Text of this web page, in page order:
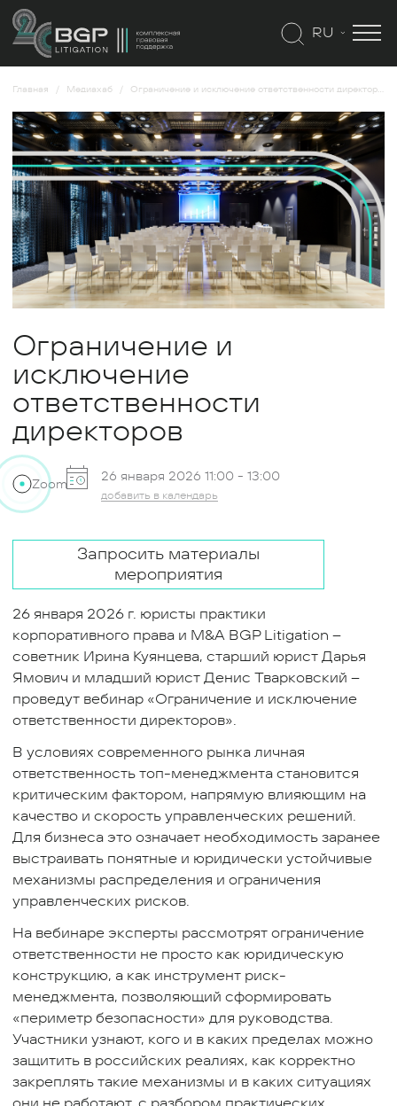
RU
Главная Медиахаб Ограничение и исключение ответственности директоров
Ограничение и
исключение
ответственности
директоров
Zoom 26 января 2026 11:00 - 13:00
добавить в календарь
Запросить материалы
мероприятия
26 января 2026 г. юристы практики
корпоративного права и M&A BGP Litigation –
советник Ирина Куянцева, старший юрист Дарья
Ямович и младший юрист Денис Тварковский –
проведут вебинар «Ограничение и исключение
ответственности директоров».
В условиях современного рынка личная
ответственность топ-менеджмента становится
критическим фактором, напрямую влияющим на
качество и скорость управленческих решений.
Для бизнеса это означает необходимость заранее
выстраивать понятные и юридически устойчивые
механизмы распределения и ограничения
управленческих рисков.
На вебинаре эксперты рассмотрят ограничение
ответственности не просто как юридическую
конструкцию, а как инструмент риск-
менеджмента, позволяющий сформировать
«периметр безопасности» для руководства.
Участники узнают, кого и в каких пределах можно
защитить в российских реалиях, как корректно
закреплять такие механизмы и в каких ситуациях